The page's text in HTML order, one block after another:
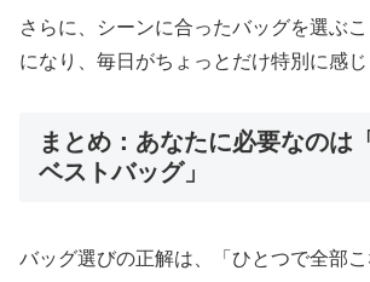
さらに、シーンに合ったバッグを選ぶ
になり、毎日がちょっとだけ特別に感じ
まとめ：あなたに必要なのは
ベストバッグ」
バッグ選びの正解は、「ひとつで全部